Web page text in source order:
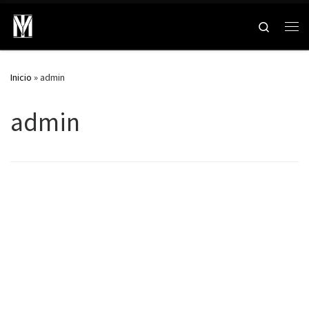
Search
Inicio »admin
admin